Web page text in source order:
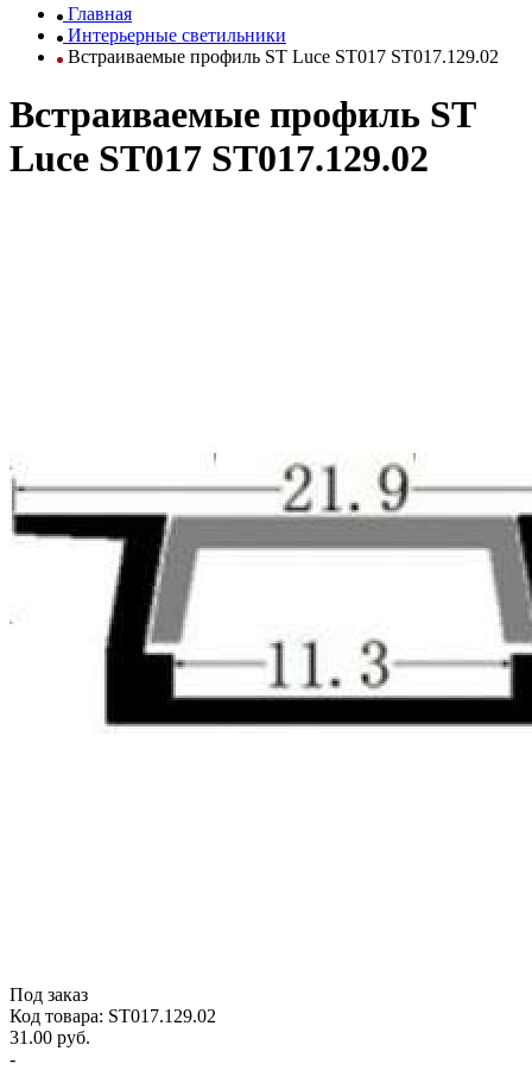
Главная
Интерьерные светильники
Встраиваемые профиль ST Luce ST017 ST017.129.02
Встраиваемые профиль ST
Luce ST017 ST017.129.02
Под заказ
Код товара: ST017.129.02
31.00 руб.
-